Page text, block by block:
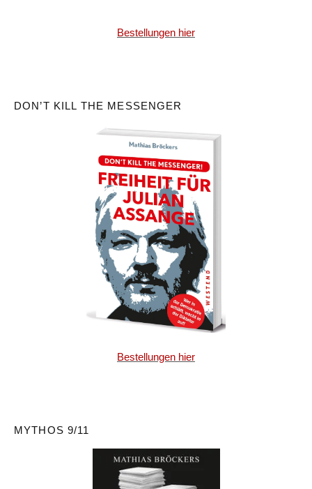
Bestellungen hier
DON’T KILL THE MESSENGER
Bestellungen hier
MYTHOS 9/11